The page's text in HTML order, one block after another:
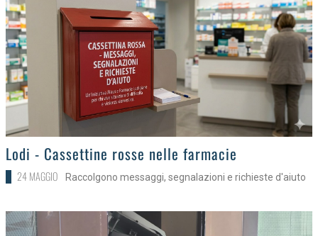
>Lodi - Cassettine rosse nelle farmacie
24 MAGGIO Raccolgono messaggi, segnalazioni e richieste d'aiuto